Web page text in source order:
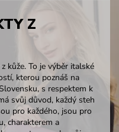
Z
kůže. To je výběr italské
kterou poznáš na
s respektem k
svůj důvod, každý steh
pro každého, jsou pro
charakterem a